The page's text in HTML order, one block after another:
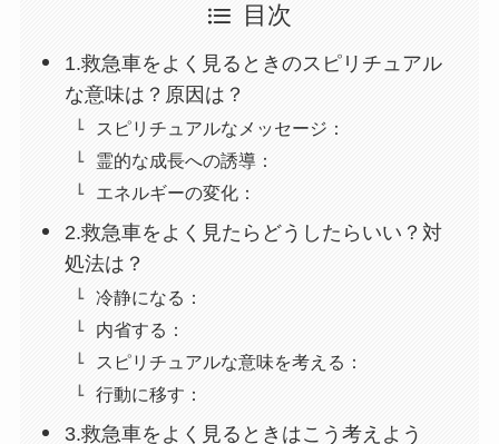
目次
1.救急車をよく見るときのスピリチュアル
な意味は？原因は？
スピリチュアルなメッセージ：
霊的な成長への誘導：
エネルギーの変化：
2.救急車をよく見たらどうしたらいい？対
処法は？
冷静になる：
内省する：
スピリチュアルな意味を考える：
行動に移す：
3.救急車をよく見るときはこう考えよう